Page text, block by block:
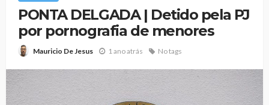
PONTA DELGADA | Detido pela PJ
por pornografia de menores
Mauricio De Jesus 1 ano atrás No tags